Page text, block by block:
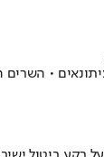
• השרים